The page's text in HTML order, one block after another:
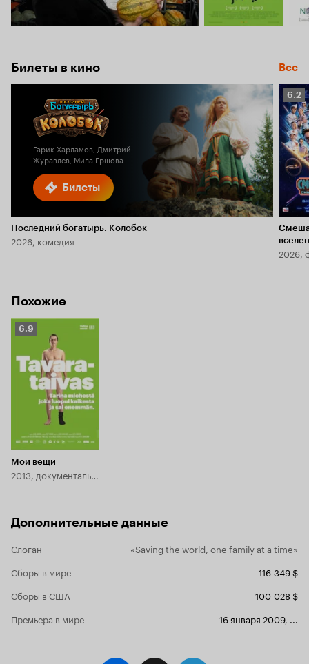
Билеты в кино Все
Билеты
Гарик Харламов, Дмитрий
Журавлев, Мила Ершова
Последний богатырь. Колобок
2026, комедия
6.2
6.2
2026,
Похожие
Рейтинг
Кинопоиска
6.9
6.9
Мои вещи
Дополнительные данные
Слоган
«Saving the world, one family at a time»
Сборы в мире
116 349 $
Сборы в США
100 028 $
Премьера в мире
16 января 2009,